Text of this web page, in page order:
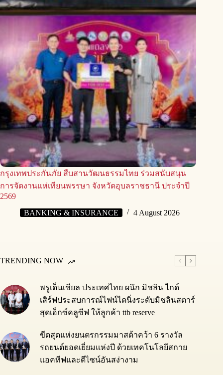
กรุงเทพประกันภัย สืบสานวัฒนธรรมไทย ร่วมสนับสนุน
การจัดงานแห่เทียนพรรษา จังหวัดอุบลราชธานี ประจำปี
2569
BANKING & INSURANCE
4 August 2026
TRENDING NOW
พรูเด็นเชียล ประเทศไทย ผนึก มิชลิน ไกด์
เสิร์ฟประสบการณ์ไฟน์ไดนิ่งระดับมิชลินสตาร์
สุดเอ็กซ์คลูซีฟ ให้ลูกค้า ttb reserve
ขีดสุดแห่งยนตรกรรมมาสด้าคว้า 6 รางวัล
รถยนต์ยอดเยี่ยมแห่งปี ด้วยเทคโนโลยีสกาย
แอคทีฟและดีไซน์อันสง่างาม